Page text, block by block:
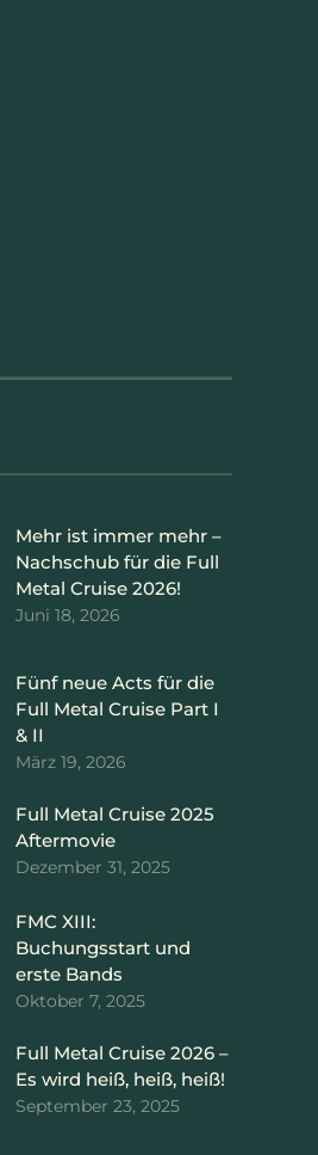
Mehr ist immer mehr –
Nachschub für die Full
Metal Cruise 2026!
Juni 18, 2026
Fünf neue Acts für die
Full Metal Cruise Part I
& II
März 19, 2026
Full Metal Cruise 2025
Aftermovie
Dezember 31, 2025
FMC XIII:
Buchungsstart und
erste Bands
Oktober 7, 2025
Full Metal Cruise 2026 –
Es wird heiß, heiß, heiß!
September 23, 2025